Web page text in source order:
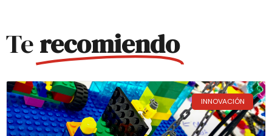
Terecomiendo
INNOVACIÓN